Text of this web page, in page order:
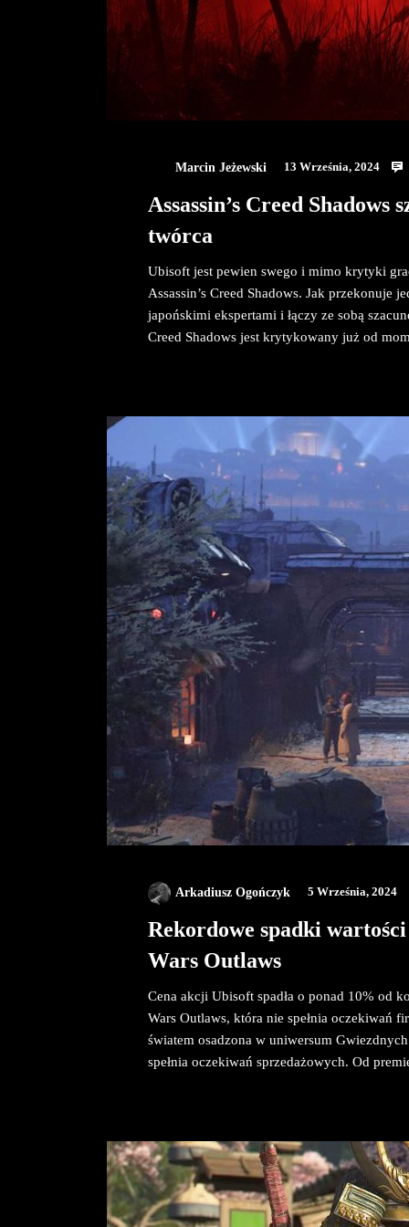
Marcin Jeżewski 13 Września, 2024
Assassin’s Creed
twórca
Ubisoft jest pewien swego i mimo krytyki
Assassin’s Creed Shadows. Jak przekonuje
japońskimi ekspertami i łączy ze sobą
Creed Shadows jest krytykowany już od
Arkadiusz Ogończyk 5 Września, 2024
Rekordowe spadki
Wars Outlaws
Cena akcji Ubisoft spadła o ponad 10% od
Wars Outlaws, która nie spełnia oczekiwań
światem osadzona w uniwersum
spełnia oczekiwań sprzedażowych. Od